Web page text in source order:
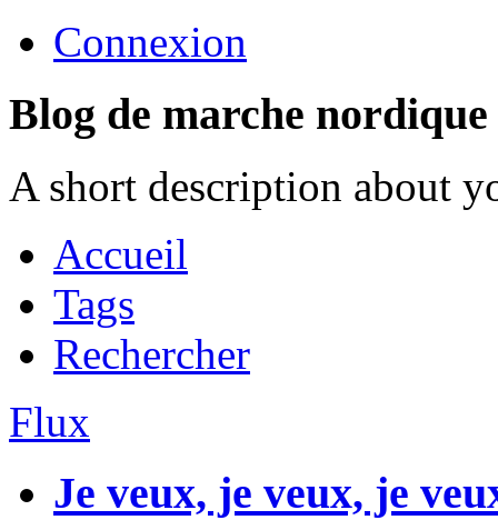
Connexion
Blog de marche nordique
A short description about
Accueil
Tags
Rechercher
Flux
Je veux, je veux, je